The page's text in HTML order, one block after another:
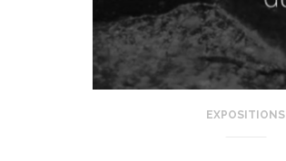
EXPOSITIONS